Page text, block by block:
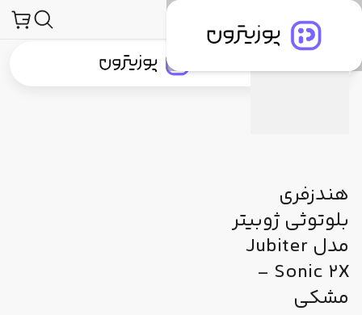
جستجو در
هندزفری هدفون، هدست و هندزفری
هندزفری
بلوتوثی ژوبیتر
مدل Jubiter
Sonic 2X -
مشکی
مشخصات فنی